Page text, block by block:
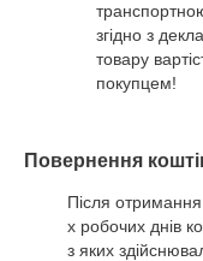
згідно з
товару
покупцем!
Повернення
Після
х робочих днів
з яких